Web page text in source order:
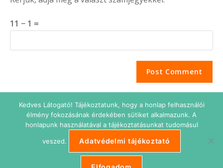
11 − 1 =
Adatkezelési tájékoztató Impresszum
Süti beállítások
Kedves Látogató! Tájékoztatunk, hogy a honlap felhasználói
élmény fokozásának érdekében sütiket alkalmazunk. A
honlapunk használatával a tájékoztatásunkat tudomásul
veszed. Adatvédelmi tájékoztató